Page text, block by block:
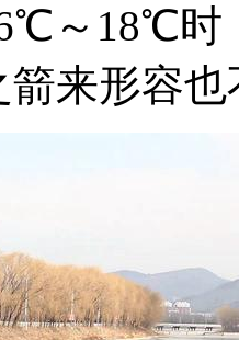
～18℃时
来形容